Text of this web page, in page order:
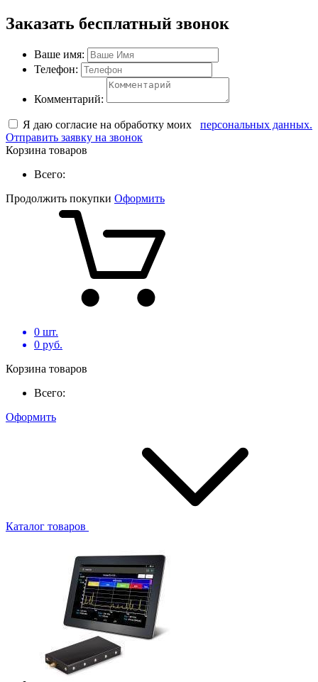
Заказать бесплатный звонок
Ваше имя:
Телефон:
Комментарий:
Я даю согласие на обработку моих
персональных данных.
Отправить заявку на звонок
Корзина товаров
Всего:
Продолжить покупки Оформить
0 шт.
0 руб.
Корзина товаров
Всего:
Оформить
Каталог товаров